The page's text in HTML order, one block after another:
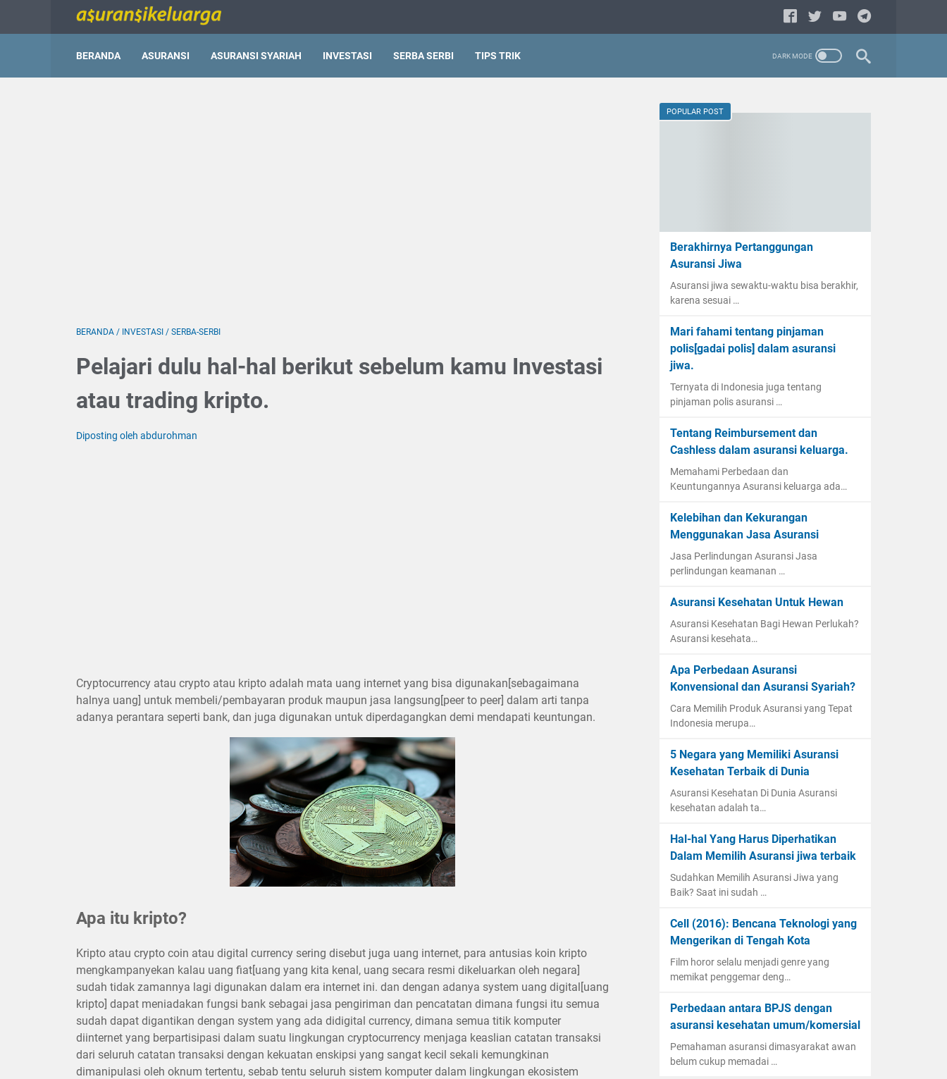
BERANDA ASURANSI ASURANSI SYARIAH INVESTASI SERBA SERBI TIPS TRIK
BERANDA / INVESTASI / SERBA-SERBI
Pelajari dulu hal-hal berikut sebelum kamu Investasi
atau trading kripto.
Diposting oleh abdurohman
Cryptocurrency atau crypto atau kripto adalah mata uang internet yang bisa digunakan[sebagaimana
halnya uang] untuk membeli/pembayaran produk maupun jasa langsung[peer to peer] dalam arti tanpa
adanya perantara seperti bank, dan juga digunakan untuk diperdagangkan demi mendapati keuntungan.
Apa itu kripto?
Kripto atau crypto coin atau digital currency sering disebut juga uang internet, para antusias koin kripto
mengkampanyekan kalau uang fiat[uang yang kita kenal, uang secara resmi dikeluarkan oleh negara]
sudah tidak zamannya lagi digunakan dalam era internet ini. dan dengan adanya system uang digital[uang
kripto] dapat meniadakan fungsi bank sebagai jasa pengiriman dan pencatatan dimana fungsi itu semua
sudah dapat digantikan dengan system yang ada didigital currency, dimana semua titik komputer
diinternet yang berpartisipasi dalam suatu lingkungan cryptocurrency menjaga keaslian catatan transaksi
dari seluruh catatan transaksi dengan kekuatan enskipsi yang sangat kecil sekali kemungkinan
dimanipulasi oleh oknum tertentu, sebab tentu seluruh sistem komputer dalam lingkungan ekosistem
POPULAR POST
Berakhirnya Pertanggungan
Asuransi Jiwa
Asuransi jiwa sewaktu-waktu bisa berakhir,
karena sesuai …
Mari fahami tentang pinjaman
polis[gadai polis] dalam asuransi
jiwa.
Ternyata di Indonesia juga tentang
pinjaman polis asuransi …
Tentang Reimbursement dan
Cashless dalam asuransi keluarga.
Memahami Perbedaan dan
Keuntungannya Asuransi keluarga ada…
Kelebihan dan Kekurangan
Menggunakan Jasa Asuransi
Jasa Perlindungan Asuransi Jasa
perlindungan keamanan …
Asuransi Kesehatan Untuk Hewan
Asuransi Kesehatan Bagi Hewan Perlukah?
Asuransi kesehata…
Apa Perbedaan Asuransi
Konvensional dan Asuransi Syariah?
Cara Memilih Produk Asuransi yang Tepat
Indonesia merupa…
5 Negara yang Memiliki Asuransi
Kesehatan Terbaik di Dunia
Asuransi Kesehatan Di Dunia Asuransi
kesehatan adalah ta…
Hal-hal Yang Harus Diperhatikan
Dalam Memilih Asuransi jiwa terbaik
Sudahkan Memilih Asuransi Jiwa yang
Baik? Saat ini sudah …
Cell (2016): Bencana Teknologi yang
Mengerikan di Tengah Kota
Film horor selalu menjadi genre yang
memikat penggemar deng…
Perbedaan antara BPJS dengan
asuransi kesehatan umum/komersial
Pemahaman asuransi dimasyarakat awan
belum cukup memadai …